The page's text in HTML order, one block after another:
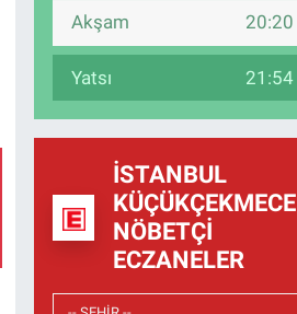
Akşam 20:20
Yatsı 21:54
İSTANBUL
KÜÇÜKÇEKMECE
NÖBETÇI
ECZANELER